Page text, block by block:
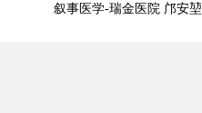
叙事医学-瑞金医院 邝安堃